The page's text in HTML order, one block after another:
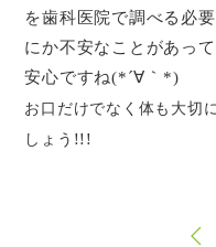
を歯科医院で調べる必
にか不安なことがあっ
安心ですね(*´∀ ｀ *)
お口だけでなく体も大切
しょう !!!